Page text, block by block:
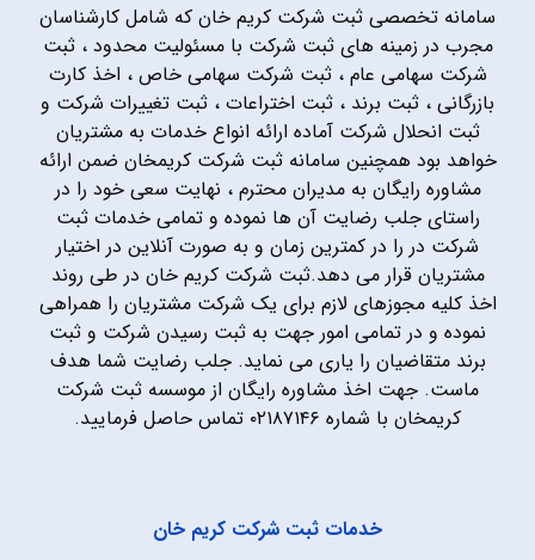
سامانه تخصصی ثبت شرکت کریم خان که شامل کارشناسان
مجرب در زمینه های ثبت شرکت با مسئولیت محدود ، ثبت
شرکت سهامی عام ، ثبت شرکت سهامی خاص ، اخذ کارت
بازرگانی ، ثبت برند ، ثبت اختراعات ، ثبت تغییرات شرکت و
ثبت انحلال شرکت آماده ارائه انواع خدمات به مشتریان
خواهد بود همچنین سامانه ثبت شرکت کریمخان ضمن ارائه
مشاوره رایگان به مدیران محترم ، نهایت سعی خود را در
راستای جلب رضایت آن ها نموده و تمامی خدمات ثبت
شرکت در را در کمترین زمان و به صورت آنلاین در اختیار
مشتریان قرار می دهد.ثبت شرکت کریم خان در طی روند
اخذ کلیه مجوزهای لازم برای یک شرکت مشتریان را همراهی
نموده و در تمامی امور جهت به ثبت رسیدن شرکت و ثبت
برند متقاضیان را یاری می نماید. جلب رضایت شما هدف
ماست. جهت اخذ مشاوره رایگان از موسسه ثبت شرکت
کریمخان با شماره ۰۲۱۸۷۱۴۶ تماس حاصل فرمایید.
خدمات ثبت شرکت کریم خان